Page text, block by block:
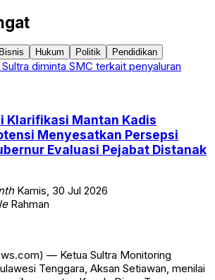
Hukum Politik Pendidikan
Klarifikasi Mantan Kadis
Menyesatkan Persepsi
Evaluasi Pejabat Distanak
Kamis, 30 Jul 2026
Rahman
— Ketua Sultra Monitoring
Tenggara, Aksan Setiawan, menilai